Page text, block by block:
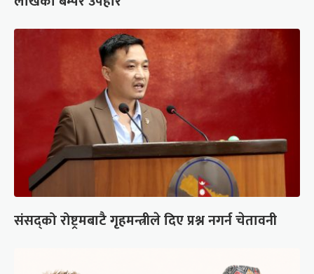
संसद्को रोष्ट्रमबाटै गृहमन्त्रीले दिए प्रश्न नगर्न चेतावनी